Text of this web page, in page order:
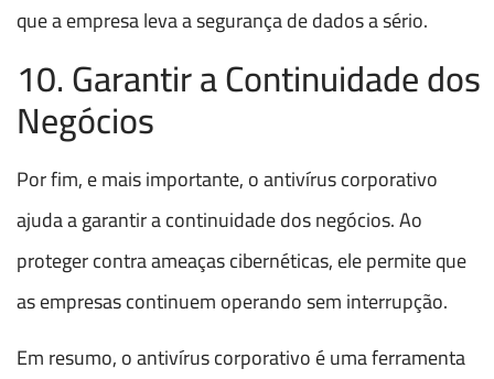
que a empresa leva a segurança de dados a sério.
10. Garantir a Continuidade dos
Negócios
Por fim, e mais importante, o antivírus corporativo
ajuda a garantir a continuidade dos negócios. Ao
proteger contra ameaças cibernéticas, ele permite que
as empresas continuem operando sem interrupção.
Em resumo, o antivírus corporativo é uma ferramenta